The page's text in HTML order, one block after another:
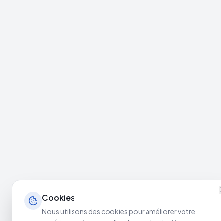
Cookies
Nous utilisons des cookies pour améliorer votre